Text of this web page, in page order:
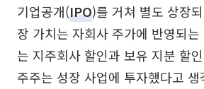
기업공개(IPO)를 거쳐 별도 상장
장 가치는 자회사 주가에 반영되
는 지주회사 할인과 보유 지분 할
주주는 성장 사업에 투자했다고